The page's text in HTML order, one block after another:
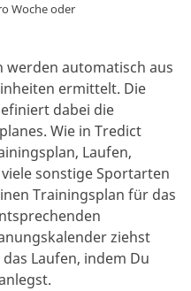
Woche oder
werden automatisch aus
ermittelt. Die
dabei die
Wie in Tredict
Laufen,
sonstige Sportarten
Trainingsplan für das
ziehst
Laufen, indem Du